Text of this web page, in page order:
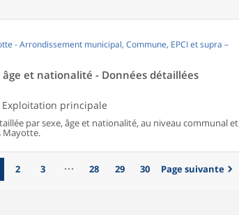
- Arrondissement municipal, Commune, EPCI et supra –
et nationalité - Données détaillées
principale
par sexe, âge et nationalité, au niveau communal et
Mayotte.
2 3 28 29 30 Page suivante